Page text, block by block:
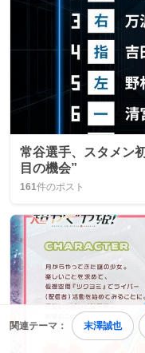
関連テーマ： 末澤誠也
常谷選手、スタメン
目の機会”
161件のポスト